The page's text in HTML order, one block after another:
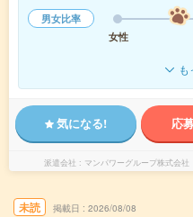
男女比率
女性
気になる! 応
派遣会社 マンパワーグループ株式会
未読 掲載日 2026/08/08